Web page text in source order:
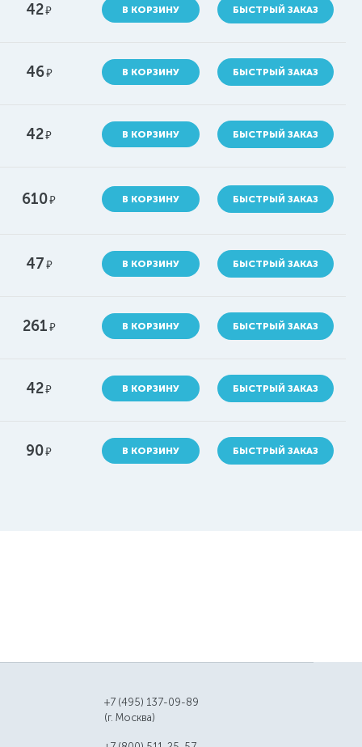
42руб. В КОРЗИНУ БЫСТРЫЙ ЗАКАЗ
46руб. В КОРЗИНУ БЫСТРЫЙ ЗАКАЗ
42руб. В КОРЗИНУ БЫСТРЫЙ ЗАКАЗ
610руб. В КОРЗИНУ БЫСТРЫЙ ЗАКАЗ
47руб. В КОРЗИНУ БЫСТРЫЙ ЗАКАЗ
261руб. В КОРЗИНУ БЫСТРЫЙ ЗАКАЗ
42руб. В КОРЗИНУ БЫСТРЫЙ ЗАКАЗ
90руб. В КОРЗИНУ БЫСТРЫЙ ЗАКАЗ
+7 (495) 137-09-89
(г. Москва)